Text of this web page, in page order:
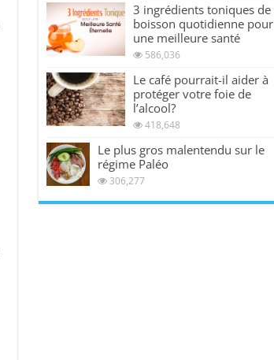
3 ingrédients toniques de
boisson quotidienne pour
une meilleure santé
586,036
Le café pourrait-il aider à
protéger votre foie de
l’alcool?
418,648
Le plus gros malentendu sur le
régime Paléo
306,277